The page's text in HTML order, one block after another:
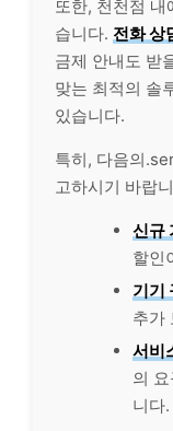
또한, 천천점
습니다. 전화 상
금제 안내도 받
맞는 최적의 솔
있습니다.
특히, 다음의
고하시기 바랍
신규
할인
기기
추가
서비
의
니다.